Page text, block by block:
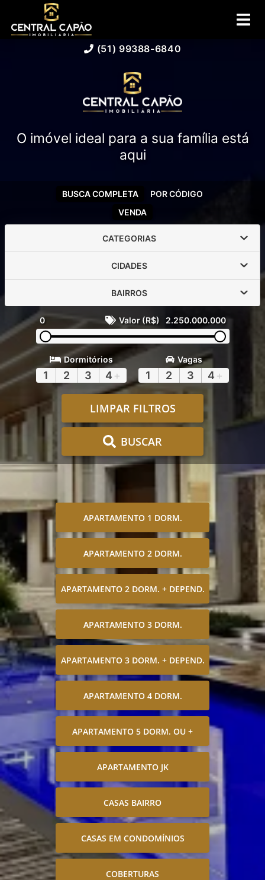
(51) 99388-6840
O imóvel ideal para a sua família está
aqui
VENDA
BUSCA COMPLETA POR CÓDIGO
CATEGORIAS
CIDADES
BAIRROS
0 Valor (R$) 2.250.000.000
Dormitórios
1 2 3 4 +
Vagas
1 2 3 4 +
LIMPAR FILTROS
BUSCAR
APARTAMENTO 1 DORM.
APARTAMENTO 2 DORM.
APARTAMENTO 2 DORM. + DEPEND.
APARTAMENTO 3 DORM.
APARTAMENTO 3 DORM. + DEPEND.
APARTAMENTO 4 DORM.
APARTAMENTO 5 DORM. OU +
APARTAMENTO JK
CASAS BAIRRO
CASAS EM CONDOMÍNIOS
COBERTURAS